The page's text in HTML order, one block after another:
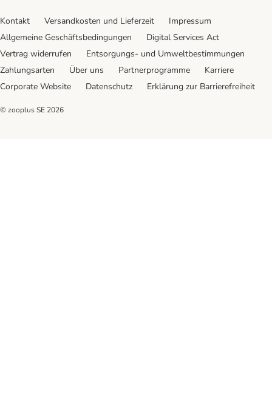
Kontakt Versandkosten und Lieferzeit
Impressum
Allgemeine Geschäftsbedingungen
Digital Services Act
Vertrag widerrufen
Entsorgungs- und Umweltbestimmungen
Zahlungsarten
Über uns Partnerprogramme
Karriere
Corporate Website
Datenschutz Erklärung zur Barrierefreiheit
© zooplus SE 2026